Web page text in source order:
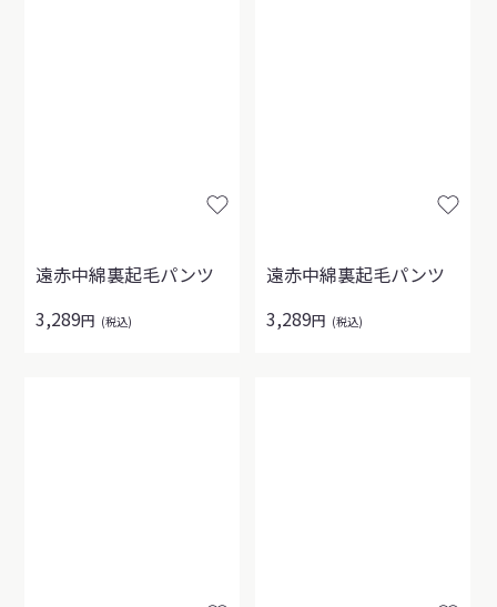
遠赤中綿裏起毛パンツ
3,289円 (税込)
遠赤中綿裏起毛パンツ
3,289円 (税込)